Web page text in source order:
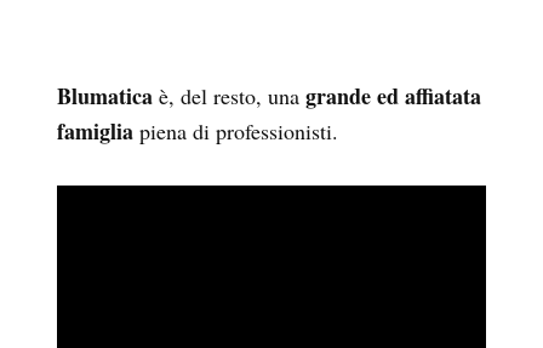
Blumatica è, del resto, una grande ed affiatata
famiglia piena di professionisti.